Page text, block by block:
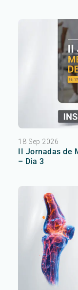
18 Sep 2026
II Jornadas de
– Dia 3